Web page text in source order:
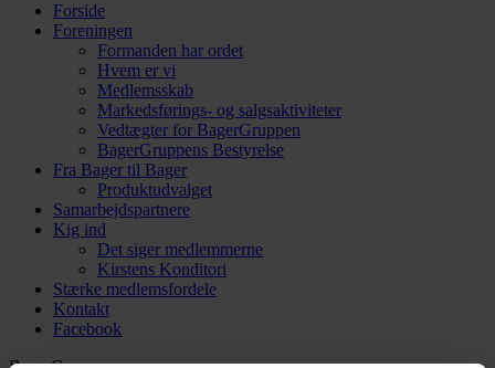
Forside
Foreningen
Formanden har ordet
Hvem er vi
Medlemsskab
Markedsførings- og salgsaktiviteter
Vedtægter for BagerGruppen
BagerGruppens Bestyrelse
Fra Bager til Bager
Produktudvalget
Samarbejdspartnere
Kig ind
Det siger medlemmerne
Kirstens Konditori
Stærke medlemsfordele
Kontakt
Facebook